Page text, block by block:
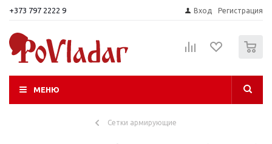
+373 797 2222 9 Вход Регистрация
МЕНЮ
Сетки армирующие